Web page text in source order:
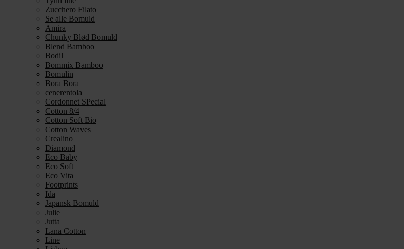
Zucchero Filato
Se alle Bomuld
Amira
Chunky Blød Bomuld
Blend Bamboo
Bodil
Bommix Bamboo
Bomulin
Bora Bora
cenerentola
Cordonnet SPecial
Cotton 8/4
Cotton Soft Bio
Cotton Waves
Crealino
Diamond
Eco Baby
Eco Soft
Eco Vita
Footprints
Ida
Japansk Bomuld
Julie
Jutta
Lana Cotton
Line